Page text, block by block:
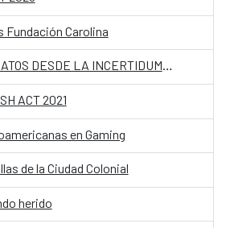
Fundación Carolina
PARÉNTESIS. RELATOS DESDE LA INCERTIDUMBRE
ACT 2021
en Gaming
de la Ciudad Colonial
herido